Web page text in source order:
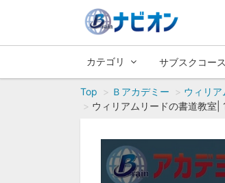
カテゴリ サブスクコース
Top Ｂアカデミー
ウィリ
ウィリアムリードの書道教室|